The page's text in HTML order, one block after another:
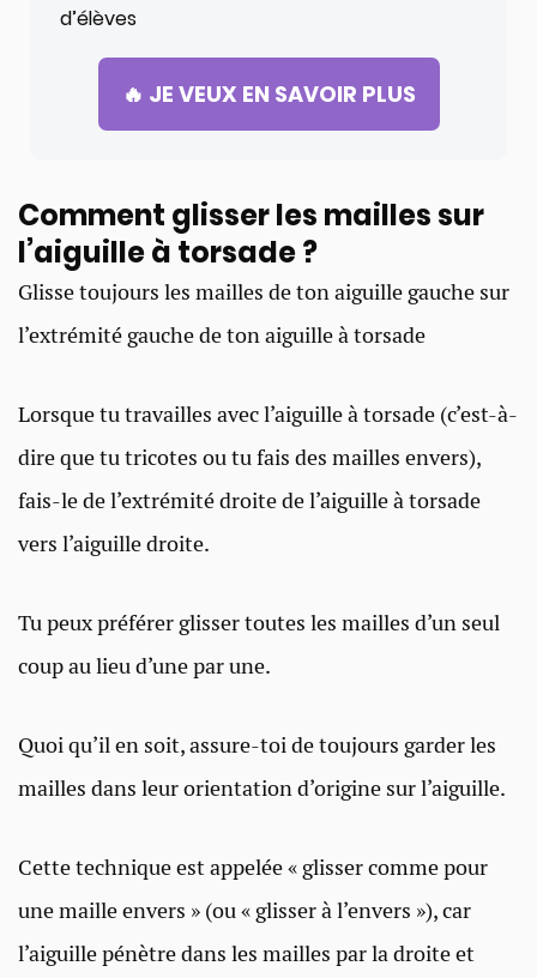
d’élèves
🔥 JE VEUX EN SAVOIR PLUS
Comment glisser les mailles sur
l’aiguille à torsade ?
Glisse toujours les mailles de ton aiguille gauche sur
l’extrémité gauche de ton aiguille à torsade
Lorsque tu travailles avec l’aiguille à torsade (c’est-à-
dire que tu tricotes ou tu fais des mailles envers),
fais-le de l’extrémité droite de l’aiguille à torsade
vers l’aiguille droite.
Tu peux préférer glisser toutes les mailles d’un seul
coup au lieu d’une par une.
Quoi qu’il en soit, assure-toi de toujours garder les
mailles dans leur orientation d’origine sur l’aiguille.
Cette technique est appelée « glisser comme pour
une maille envers » (ou « glisser à l’envers »), car
l’aiguille pénètre dans les mailles par la droite et